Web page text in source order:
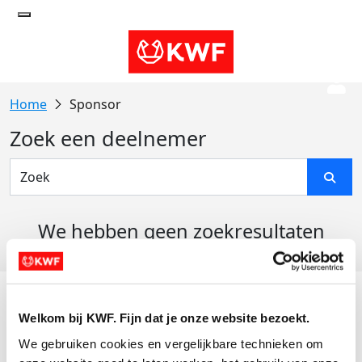
Welkom bij KWF. Fijn dat je onze website bezoekt.
We gebruiken cookies en vergelijkbare technieken om
Sponsor
Zoek een deelnemer
We hebben geen zoekresultaten
Actiematerialen
Evenementen